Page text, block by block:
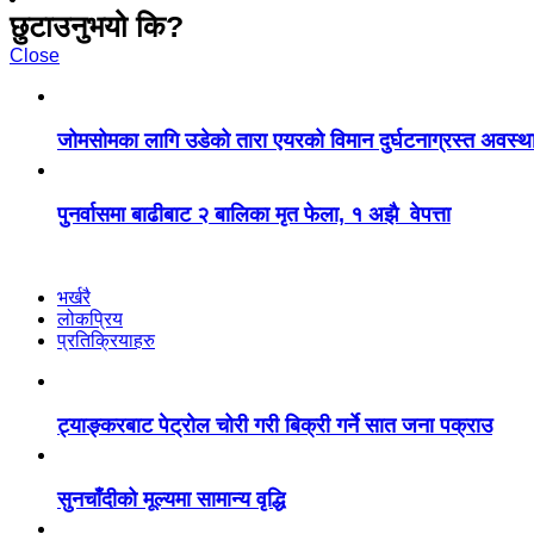
छुटाउनुभयो कि?
Close
जोमसोमका लागि उडेको तारा एयरको विमान दुर्घटनाग्रस्त
पुनर्वासमा बाढीबाट २ बालिका मृत फेला, १ अझै वेपत्ता
भर्खरै
लोकप्रिय
प्रतिक्रियाहरु
ट्याङ्करबाट पेट्रोल चोरी गरी बिक्री गर्ने सात जना पक्राउ
सुनचाँदीको मूल्यमा सामान्य वृद्धि